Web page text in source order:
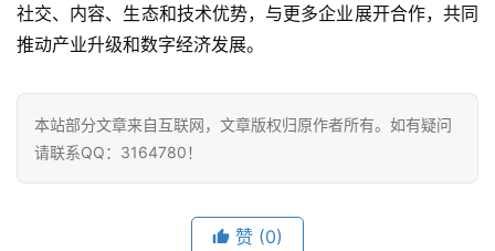
深
度
习
云
计
社交、内容、生态和技术优势，与更多企业展开合作，共同
推动产业升级和数字经济发展。
本站部分文章来自互联网，文章版权归原作者所有。如有疑问
请联系QQ：3164780！
赞 (0)